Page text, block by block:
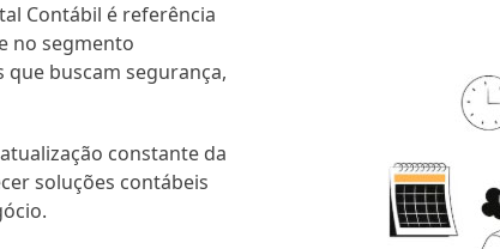
Contábil é referência
no segmento
buscam segurança,
constante da
soluções contábeis